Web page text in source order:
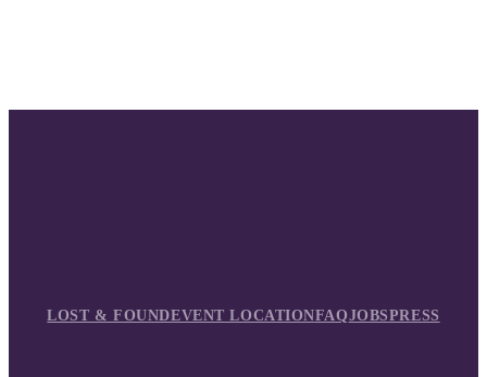
LOST & FOUNDEVENT LOCATIONFAQJOBSPRESS